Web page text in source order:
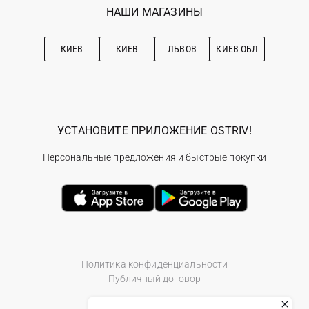
Ostriv Club+
Наши магазини
Рекомендации по уходу
НАШИ МАГАЗИНЫ
КИЕВ КИЕВ ЛЬВОВ КИЕВ ОБЛ
Политика конфиденциальности
Публичный договор
УСТАНОВИТЕ ПРИЛОЖЕНИЕ OSTRIV!
Персональные предложения и быстрые покупки